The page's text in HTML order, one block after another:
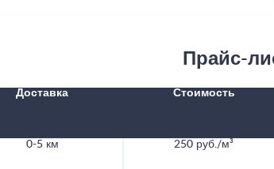
Прайс-
Доставка Стоимость
0-5 км 250 руб./м³